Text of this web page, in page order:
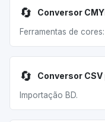
🔄 Conversor
Ferramentas de
🔄 Conversor CSV
Importação BD.